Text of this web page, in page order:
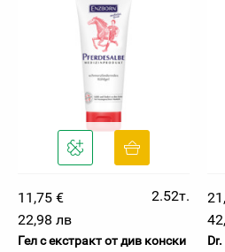
11,75 €
2.52т.
22,98 лв
Гел с екстракт от див конски